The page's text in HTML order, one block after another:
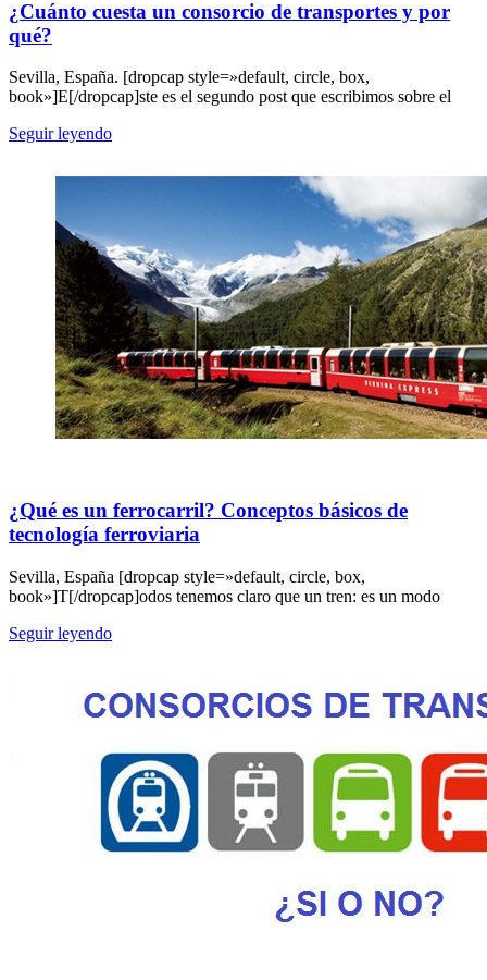
¿Cuánto cuesta un consorcio de transportes y por
qué?
Sevilla, España. [dropcap style=»default, circle, box,
book»]E[/dropcap]ste es el segundo post que escribimos sobre el
Seguir leyendo
¿Qué es un ferrocarril? Conceptos básicos de
tecnología ferroviaria
Sevilla, España [dropcap style=»default, circle, box,
book»]T[/dropcap]odos tenemos claro que un tren: es un modo
Seguir leyendo